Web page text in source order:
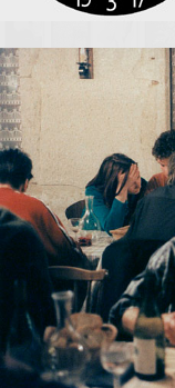
PARG.